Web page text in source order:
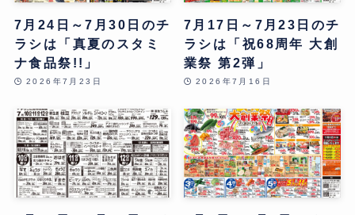
7月24日～7月30日のチ
ラシは「真夏のスタミ
ナ食品祭!!」
2026年7月23日
7月17日～7月23日のチ
ラシは「祝68周年 大創
業祭 第2弾」
2026年7月16日